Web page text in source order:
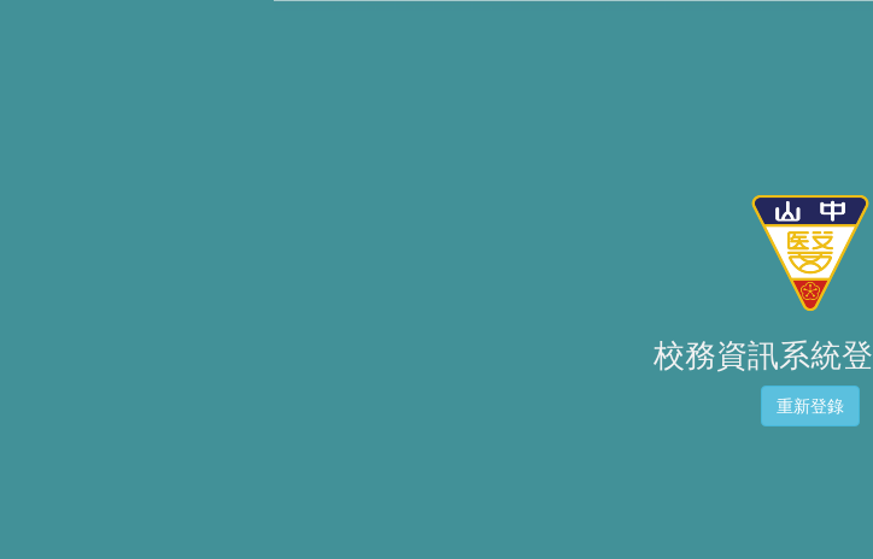
校務資訊系統
重新登錄